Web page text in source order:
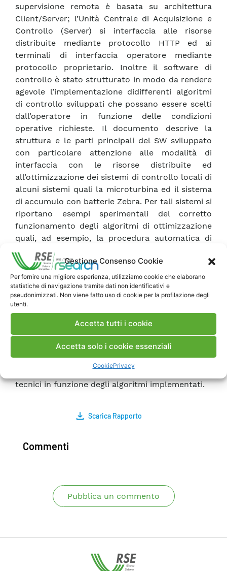
Gestione Consenso Cookie
Per fornire una migliore esperienza, utilizziamo cookie che elaborano
statistiche di navigazione tramite dati non identificativi e
pseudonimizzati. Non viene fatto uso di cookie per la profilazione degli
utenti.
Accetta tutti i cookie
Accetta solo i cookie essenziali
CookiePrivacy
supervisione remota è basata su architettura
Client/Server; l’Unità Centrale di Acquisizione e
Controllo (Server) si interfaccia alle risorse
distribuite mediante protocollo HTTP ed ai
terminali di interfaccia operatore mediante
protocollo proprietario. Inoltre il software di
controllo è stato strutturato in modo da rendere
agevole l’implementazione didifferenti algoritmi
di controllo sviluppati che possano essere scelti
dall’operatore in funzione delle condizioni
operative richieste. Il documento descrive la
struttura e le parti principali del SW sviluppato
con particolare attenzione alle modalità di
interfaccia con le risorse distribuite ed
all’ottimizzazione dei sistemi di controllo locali di
alcuni sistemi quali la microturbina ed il sistema
di accumulo con batterie Zebra. Per tali sistemi si
riportano esempi sperimentali del corretto
funzionamento degli algoritmi di ottimizzazione
quali, ad esempio, la procedura automatica di
bilanciamento dello stato di carica delle batterie.
I risultati positivi delle attività di sviluppo e
sperimentazione del sistema di controllo hanno
permesso l’implementazione e sperimentazione
di algoritmi di controllo automatico per
l’ottimizzazione di gestione della rete. L’attività
ha portato allo sviluppo ed alla sperimentazione
di alcuni algoritmi di controllo nella Test Facility
di Generazione Distribuita che hanno permesso
la gestione delle risorse distribuite e la
regolazione automatica dei principali parametri
tecnici in funzione degli algoritmi implementati.
Scarica Rapporto
Commenti
Pubblica un commento